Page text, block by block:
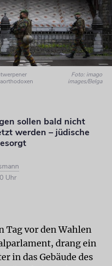
Foto: imago
images/Belga
sollen bald nicht
werden – jüdische
Uhr
Tag vor den Wahlen
drang ein
in das Gebäude des